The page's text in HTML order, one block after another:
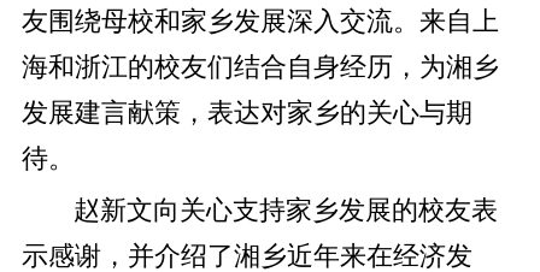
友围绕母校和家乡发展深入交流。来自上
海和浙江的校友们结合自身经历，为湘乡
发展建言献策，表达对家乡的关心与期
待。
赵新文向关心支持家乡发展的校友表
示感谢，并介绍了湘乡近年来在经济发